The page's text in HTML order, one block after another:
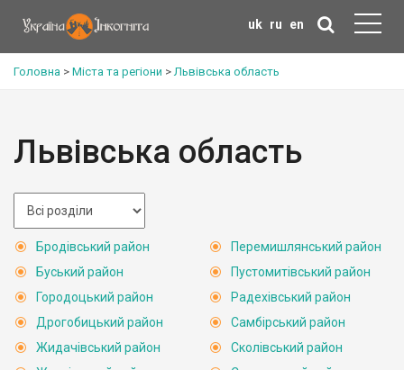
uk ru en
Головна > Міста та регіони >Львівська область
Львівська область
Бродівський район
Буський район
Городоцький район
Дрогобицький район
Жидачівський район
Перемишлянський район
Пустомитівський район
Радехівський район
Самбірський район
Сколівський район